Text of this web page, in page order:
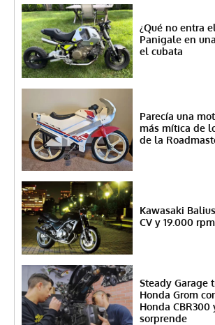
¿Qué no entra
Panigale en
el cubata
Parecía una
más mítica de
de la
Kawasaki
CV y 19.000
Steady Garage
Honda Grom
Honda
sorprende